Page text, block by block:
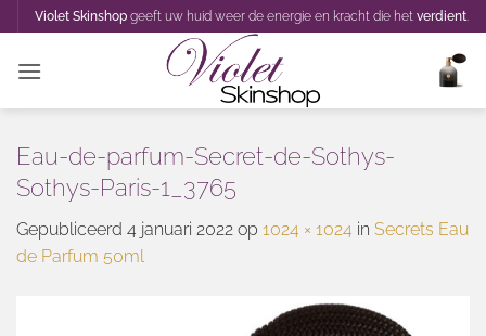
naar
inhoud
Violet Skinshopgeeft uw huid weer de energie en kracht die het verdient.
Eau-de-parfum-Secret-de-Sothys-
Sothys-Paris-1_3765
Gepubliceerd 4 januari 2022 op 1024 × 1024 in Secrets Eau
de Parfum 50ml